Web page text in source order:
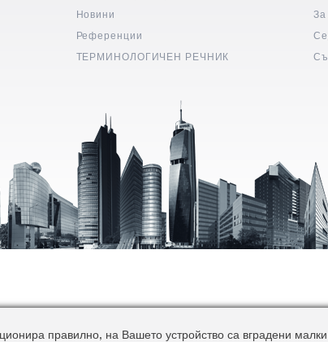
Новини
Референции
ТЕРМИНОЛОГИЧЕН РЕЧНИК
За
правилно, на Вашето устройство са вградени